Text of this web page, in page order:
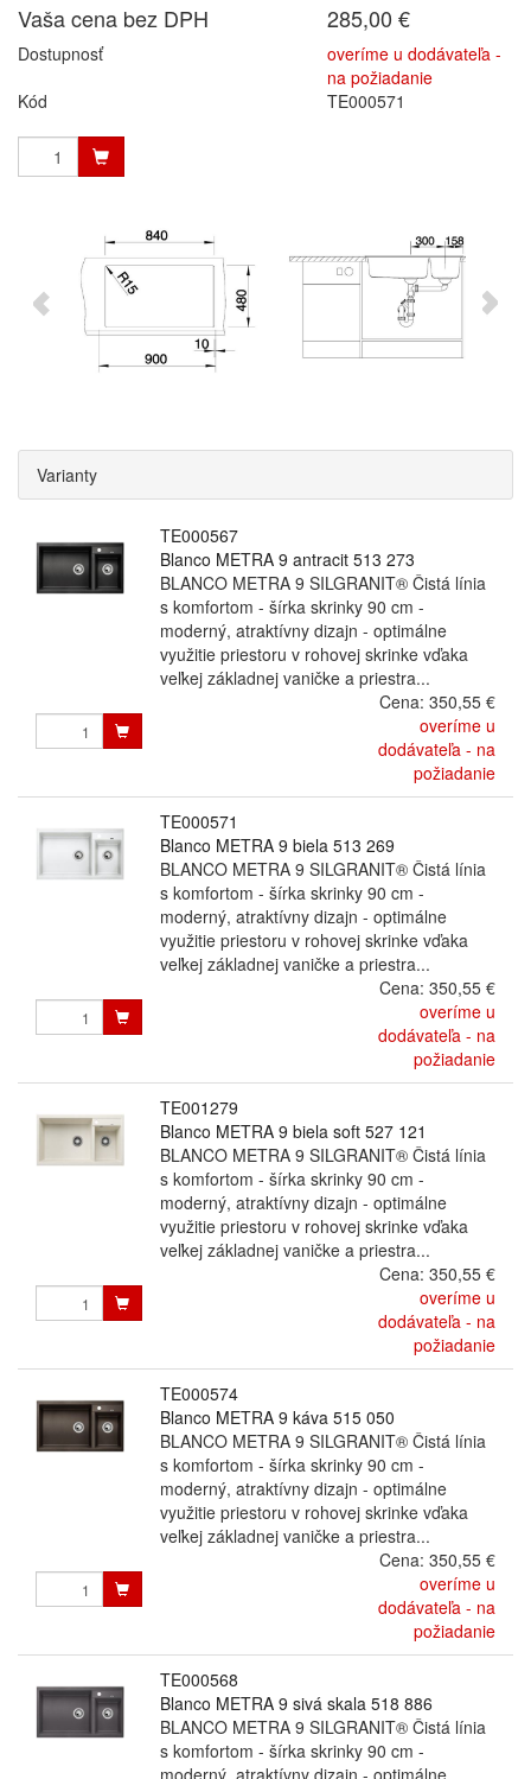
Vaša cena bez DPH
285,00 €
Dostupnosť
overíme u dodávateľa -
na požiadanie
Kód
TE000571
Varianty
TE000567
Blanco METRA 9 antracit 513 273
BLANCO METRA 9 SILGRANIT® Čistá línia
s komfortom - šírka skrinky 90 cm -
moderný, atraktívny dizajn - optimálne
využitie priestoru v rohovej skrinke vďaka
veľkej základnej vaničke a priestra...
Cena: 350,55 €
overíme u
dodávateľa - na
požiadanie
TE000571
Blanco METRA 9 biela 513 269
BLANCO METRA 9 SILGRANIT® Čistá línia
s komfortom - šírka skrinky 90 cm -
moderný, atraktívny dizajn - optimálne
využitie priestoru v rohovej skrinke vďaka
veľkej základnej vaničke a priestra...
Cena: 350,55 €
overíme u
dodávateľa - na
požiadanie
TE001279
Blanco METRA 9 biela soft 527 121
BLANCO METRA 9 SILGRANIT® Čistá línia
s komfortom - šírka skrinky 90 cm -
moderný, atraktívny dizajn - optimálne
využitie priestoru v rohovej skrinke vďaka
veľkej základnej vaničke a priestra...
Cena: 350,55 €
overíme u
dodávateľa - na
požiadanie
TE000574
Blanco METRA 9 káva 515 050
BLANCO METRA 9 SILGRANIT® Čistá línia
s komfortom - šírka skrinky 90 cm -
moderný, atraktívny dizajn - optimálne
využitie priestoru v rohovej skrinke vďaka
veľkej základnej vaničke a priestra...
Cena: 350,55 €
overíme u
dodávateľa - na
požiadanie
TE000568
Blanco METRA 9 sivá skala 518 886
BLANCO METRA 9 SILGRANIT® Čistá línia
s komfortom - šírka skrinky 90 cm -
moderný, atraktívny dizajn - optimálne